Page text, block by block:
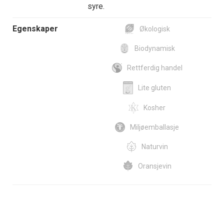
syre.
Egenskaper Økologisk
Biodynamisk
Rettferdig handel
Lite gluten
Kosher
Miljøemballasje
Naturvin
Oransjevin